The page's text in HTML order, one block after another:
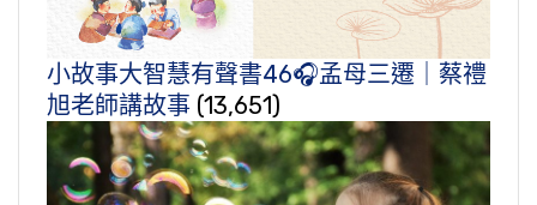
小故事大智慧有聲書46🎧孟母三遷｜蔡禮
旭老師講故事 (13,651)